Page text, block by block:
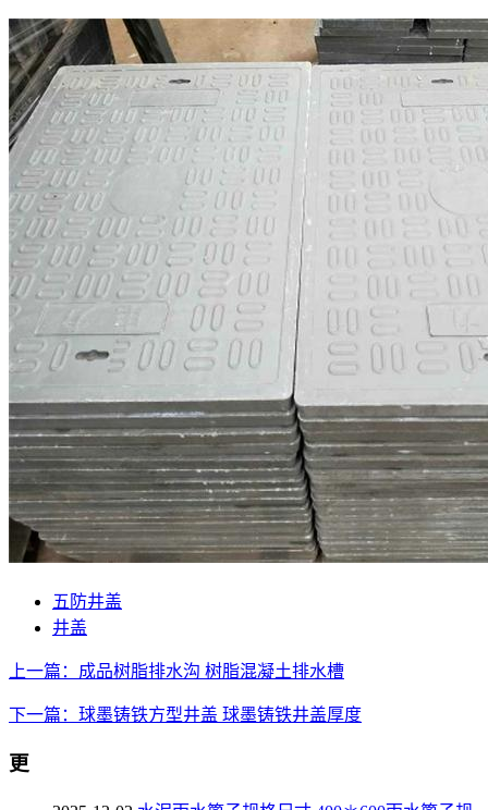
五防井盖
井盖
上一篇：成品树脂排水沟 树脂混凝土排水槽
下一篇：球墨铸铁方型井盖 球墨铸铁井盖厚度
更